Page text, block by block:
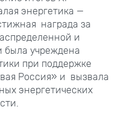
энергетика —
награда за
и
была учреждена
при поддержке
Россия» и вызвала
энергетических